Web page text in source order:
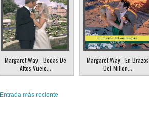
Margaret Way - Bodas De
Altos Vuelo...
Margaret Way - En Brazos
Del Millon...
Entrada más reciente